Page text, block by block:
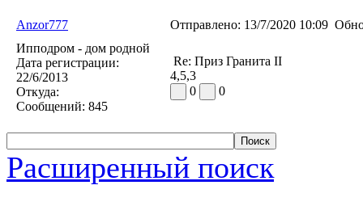
Anzor777 Отправлено: 13/7/2020 10:09
Ипподром - дом родной
Дата регистрации:
22/6/2013
Откуда:
Сообщений: 845
Re: Приз Гранита II
4,5,3
0
0
Расширенный поиск